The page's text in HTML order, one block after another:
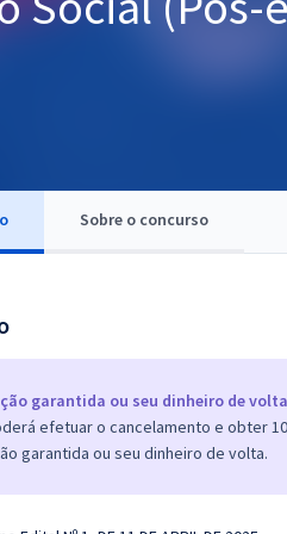
Sobre o concurso
garantida ou seu dinheiro de
efetuar o cancelamento e obter
garantida ou seu dinheiro de volta.